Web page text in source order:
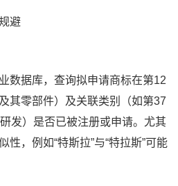
避
据库，查询拟申请商标在第12
其零部件）及关联类别（如第37
发）是否已被注册或申请。尤其
性，例如“特斯拉”与“特拉斯”可能